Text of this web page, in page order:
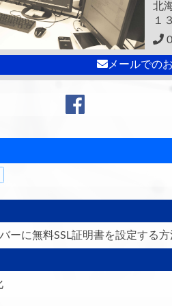
北
１
メールでの
ーに無料SSL証明書を設定する方